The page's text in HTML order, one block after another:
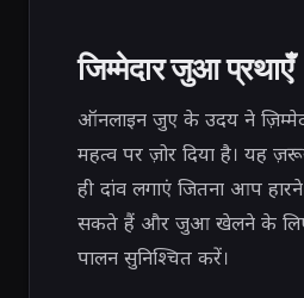
जिम्मेदार जुआ प्रथाएँ
ऑनलाइन जुए के उदय ने
महत्व पर ज़ोर दिया है। यह
ही दांव लगाएं जितना आप
सकते हैं और जुआ खेलने के
पालन सुनिश्चित करें।